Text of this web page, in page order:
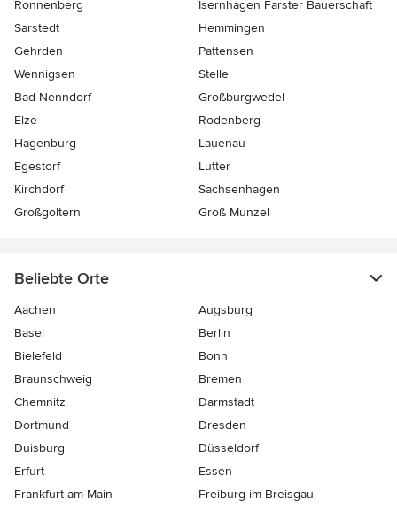
Ronnenberg
Isernhagen Farster Bauerschaft
Sarstedt
Hemmingen
Gehrden
Pattensen
Wennigsen
Stelle
Bad Nenndorf
Großburgwedel
Elze
Rodenberg
Hagenburg
Lauenau
Egestorf
Lutter
Kirchdorf
Sachsenhagen
Großgoltern
Groß Munzel
Beliebte Orte
Aachen
Augsburg
Basel
Berlin
Bielefeld
Bonn
Braunschweig
Bremen
Chemnitz
Darmstadt
Dortmund
Dresden
Duisburg
Düsseldorf
Erfurt
Essen
Frankfurt am Main
Freiburg-im-Breisgau